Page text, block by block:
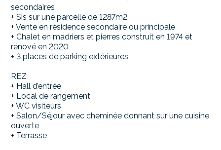
secondaires
+ Sis sur une parcelle de 1287m2
+ Vente en résidence secondaire ou principale
+ Chalet en madriers et pierres construit en 1974 et
rénové en 2020
+ 3 places de parking extérieures
REZ
+ Hall d’entrée
+ Local de rangement
+ WC visiteurs
+ Salon/Séjour avec cheminée donnant sur une cuisine
ouverte
+ Terrasse